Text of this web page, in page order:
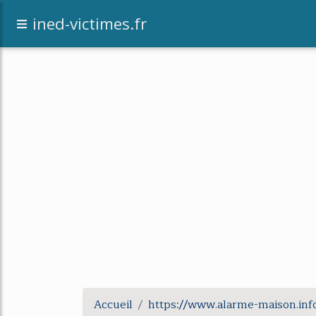
ined-victimes.fr
Accueil https://www.alarme-